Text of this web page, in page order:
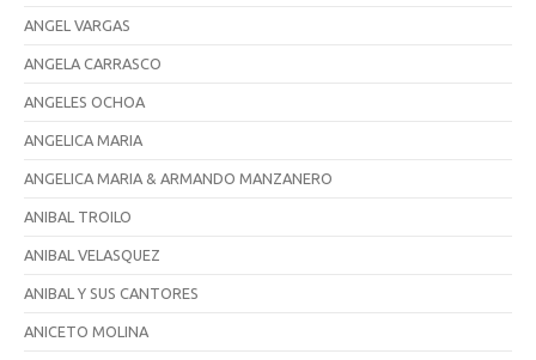
ANGEL VARGAS
ANGELA CARRASCO
ANGELES OCHOA
ANGELICA MARIA
ANGELICA MARIA & ARMANDO MANZANERO
ANIBAL TROILO
ANIBAL VELASQUEZ
ANIBAL Y SUS CANTORES
ANICETO MOLINA